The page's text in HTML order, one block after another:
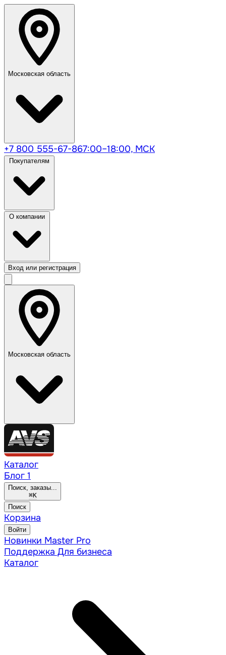
Московская область
+7 800 555-67-867:00–18:00, МСК
Вход или регистрация
Московская область
Каталог
Блог 1
Поиск, заказы...
⌘K
Поиск
Корзина
Войти
Новинки Master Pro
Поддержка Для бизнеса
Каталог